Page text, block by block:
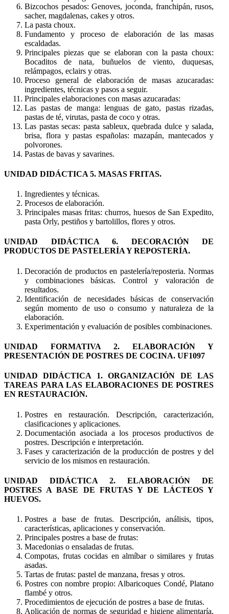
Bizcochos pesados: Genoves, joconda, franchipán, rusos,
sacher, magdalenas, cakes y otros.
La pasta choux.
Fundamento y proceso de elaboración de las masas
escaldadas.
Principales piezas que se elaboran con la pasta choux:
Bocaditos de nata, buñuelos de viento, duquesas,
relámpagos, eclairs y otras.
Proceso general de elaboración de masas azucaradas:
ingredientes, técnicas y pasos a seguir.
Principales elaboraciones con masas azucaradas:
Las pastas de manga: lenguas de gato, pastas rizadas,
pastas de té, virutas, pasta de coco y otras.
Las pastas secas: pasta sableux, quebrada dulce y salada,
brisa, flora y pastas españolas: mazapán, mantecados y
polvorones.
Pastas de bavas y savarines.
UNIDAD DIDÁCTICA 5. MASAS FRITAS.
Ingredientes y técnicas.
Procesos de elaboración.
Principales masas fritas: churros, huesos de San Expedito,
pasta Orly, pestiños y bartolillos, flores y otros.
UNIDAD DIDÁCTICA 6. DECORACIÓN DE
PRODUCTOS DE PASTELERÍA Y REPOSTERÍA.
Decoración de productos en pastelería/reposteria. Normas
y combinaciones básicas. Control y valoración de
resultados.
Identificación de necesidades básicas de conservación
según momento de uso o consumo y naturaleza de la
elaboración.
Experimentación y evaluación de posibles combinaciones.
UNIDAD FORMATIVA 2. ELABORACIÓN Y
PRESENTACIÓN DE POSTRES DE COCINA. UF1097
UNIDAD DIDÁCTICA 1. ORGANIZACIÓN DE LAS
TAREAS PARA LAS ELABORACIONES DE POSTRES
EN RESTAURACIÓN.
Postres en restauración. Descripción, caracterización,
clasificaciones y aplicaciones.
Documentación asociada a los procesos productivos de
postres. Descripción e interpretación.
Fases y caracterización de la producción de postres y del
servicio de los mismos en restauración.
UNIDAD DIDÁCTICA 2. ELABORACIÓN DE
POSTRES A BASE DE FRUTAS Y DE LÁCTEOS Y
HUEVOS.
Postres a base de frutas. Descripción, análisis, tipos,
características, aplicaciones y conservación.
Principales postres a base de frutas:
Macedonias o ensaladas de frutas.
Compotas, frutas cocidas en almíbar o similares y frutas
asadas.
Tartas de frutas: pastel de manzana, fresas y otros.
Postres con nombre propio: Albaricoques Condé, Platano
flambé y otros.
Procedimientos de ejecución de postres a base de frutas.
Aplicación de normas de seguridad e higiene alimentaría,